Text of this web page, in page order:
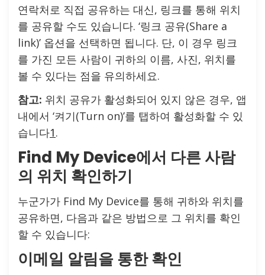
연락처로 직접 공유하는 대신, 링크를 통해 위치
를 공유할 수도 있습니다. ‘링크 공유(Share a
link)’ 옵션을 선택하면 됩니다. 단, 이 경우 링크
를 가진 모든 사람이 귀하의 이름, 사진, 위치를
볼 수 있다는 점을 유의하세요.
참고: 위치 공유가 활성화되어 있지 않은 경우, 앱
내에서 ‘켜기(Turn on)’를 탭하여 활성화할 수 있
습니다1.
Find My Device에서 다른 사람
의 위치 확인하기
누군가가 Find My Device를 통해 귀하와 위치를
공유하면, 다음과 같은 방법으로 그 위치를 확인
할 수 있습니다:
이메일 알림을 통한 확인